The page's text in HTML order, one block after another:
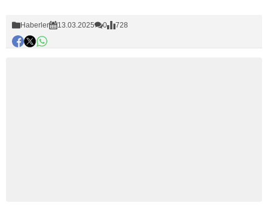
Haberler 13.03.2025 0 728